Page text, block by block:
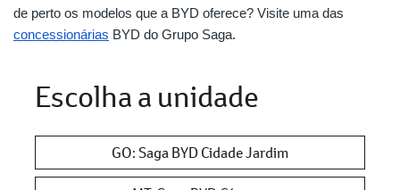
de perto os modelos que a BYD oferece? Visite uma das
concessionárias BYD do Grupo Saga.
Escolha a unidade
GO: Saga BYD Cidade Jardim